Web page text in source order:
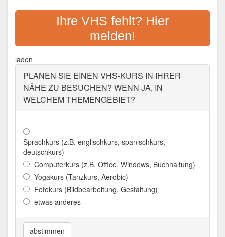
VHS VOLKSHOCHSCHULE IM
LANDKREIS ROTH
Maria-Dorothea-Straße 8, 91161
Hilpoltstein
Ihre VHS fehlt? Hier
melden!
laden
PLANEN SIE EINEN VHS-KURS IN IHRER
NÄHE ZU BESUCHEN? WENN JA, IN
WELCHEM THEMENGEBIET?
Sprachkurs (z.B. englischkurs, spanischkurs,
deutschkurs)
Computerkurs (z.B. Office, Windows, Buchhaltung)
Yogakurs (Tanzkurs, Aerobic)
Fotokurs (Bildbearbeitung, Gestaltung)
etwas anderes
abstimmen